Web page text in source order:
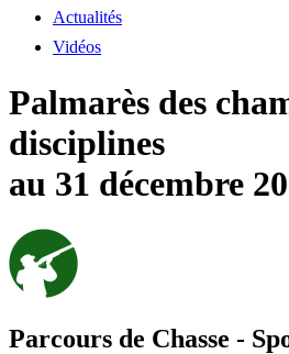
Actualités
Vidéos
Palmarès des
disciplines
au 31 décembre
Parcours de Chasse -